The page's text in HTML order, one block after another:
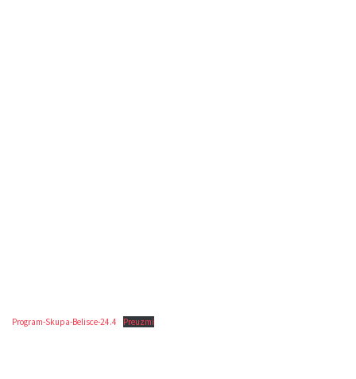
Program-Skupa-Belisce-24.4 Preuzmi